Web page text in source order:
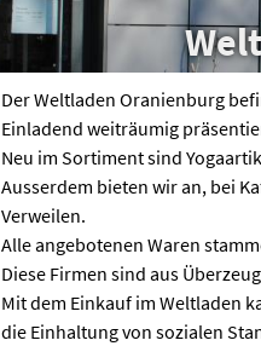
Der Weltladen Oranienburg
Einladend weiträumig
Neu im Sortiment sind
Ausserdem bieten wir an, bei
Verweilen.
Alle angebotenen Waren
Diese Firmen sind aus
Mit dem Einkauf im Weltladen
die Einhaltung von sozialen